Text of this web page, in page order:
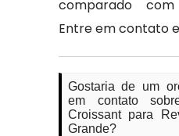
comparado
Entre em contato
Gostaria de um
em contato
Croissant para
Grande?